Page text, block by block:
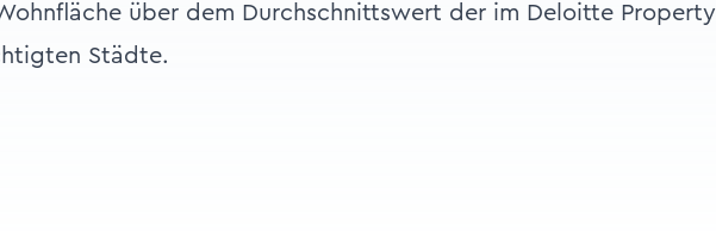
über dem Durchschnittswert der im Deloitte Property
Städte.